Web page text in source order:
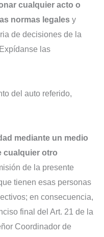
cualquier acto o
normas legales y
de decisiones de la
las
del auto referido,
mediante un medio
cualquier otro
de la presente
tienen esas personas
en consecuencia,
final del Art. 21 de la
Coordinador de